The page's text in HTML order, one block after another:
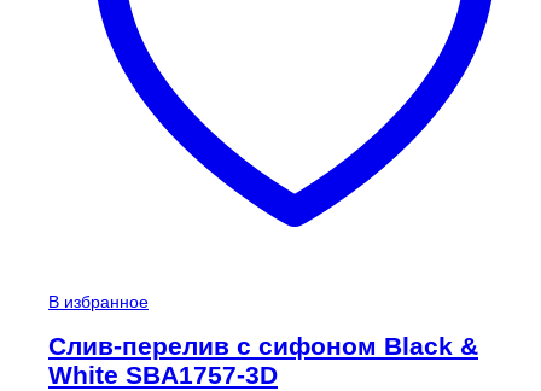
В избранное
Cлив-перелив c сифоном Black &
White SBA1757-3D